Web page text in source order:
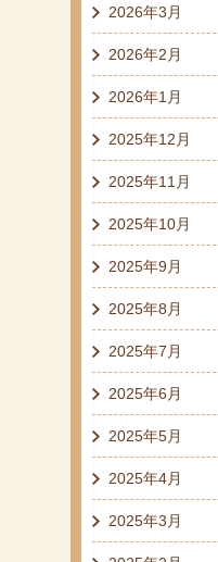
2026年3月
2026年2月
2026年1月
2025年12月
2025年11月
2025年10月
2025年9月
2025年8月
2025年7月
2025年6月
2025年5月
2025年4月
2025年3月